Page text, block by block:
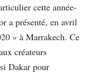
cette année-
a présenté, en avril
» à Marrakech. Ce
créateurs
Dakar pour